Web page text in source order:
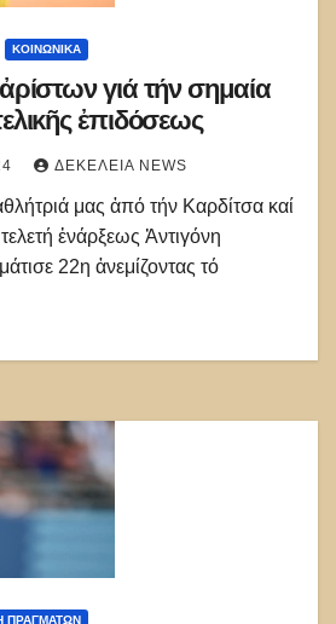
ΚΟΙΝΩΝΙΚΑ
γιά τήν σημαία
ἐπιδόσεως
ΔΕΚΈΛΕΙΑ NEWS
μας ἀπό τήν Καρδίτσα καί
ἐνάρξεως Ἀντιγόνη
22η ἀνεμίζοντας τό
ΠΡΑΓΜΆΤΩΝ